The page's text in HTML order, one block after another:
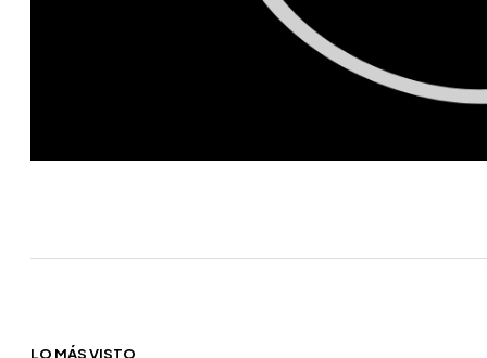
LO MÁS VISTO